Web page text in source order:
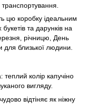
транспортування.
цю коробку ідеальним
та дарунків на
річницю, День
для близької людини.
колір капучіно
вигляду.
відтіняє як ніжну